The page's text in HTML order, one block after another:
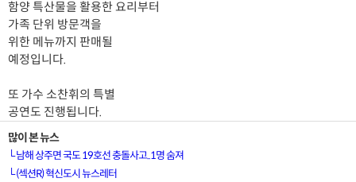
함양 특산물을 활용한 요리부터
가족 단위 방문객을
위한 메뉴까지 판매될
예정입니다.
또 가수 소찬휘의 특별
공연도 진행됩니다.
많이 본 뉴스
└남해 상주면 국도 19호선 충돌사고..1명 숨져
└(섹션R) 혁신도시 뉴스레터